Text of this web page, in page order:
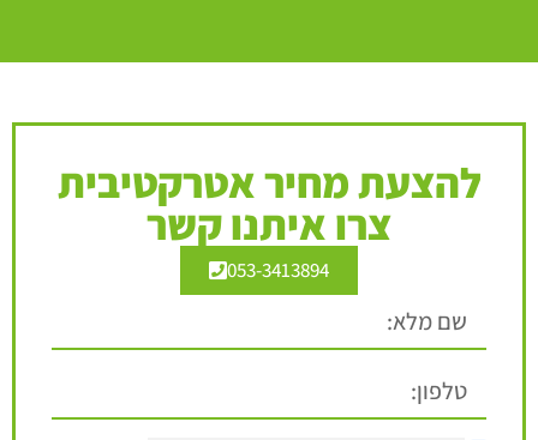
להצעת מחיר אטרקטיבית
צרו איתנו קשר
053-3413894